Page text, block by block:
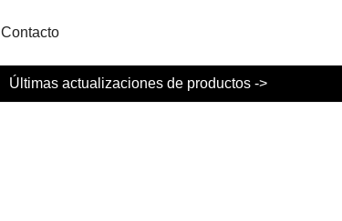
Contacto
Últimas actualizaciones de productos ->